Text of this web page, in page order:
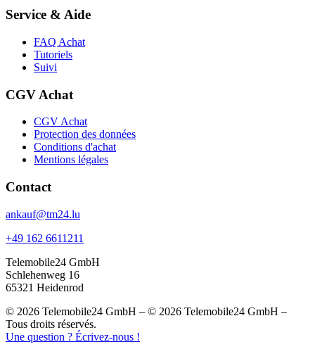
Service & Aide
FAQ Achat
Tutoriels
Suivi
CGV Achat
CGV Achat
Protection des données
Conditions d'achat
Mentions légales
Contact
ankauf@tm24.lu
+49 162 6611211
Telemobile24 GmbH
Schlehenweg 16
65321 Heidenrod
© 2026 Telemobile24 GmbH – © 2026 Telemobile24 GmbH –
Tous droits réservés.
Une question ? Écrivez-nous !